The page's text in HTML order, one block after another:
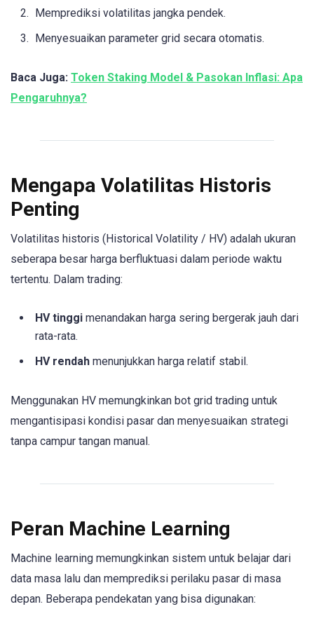
Memprediksi volatilitas jangka pendek.
Menyesuaikan parameter grid secara otomatis.
Baca Juga: Token Staking Model & Pasokan Inflasi: Apa
Pengaruhnya?
Mengapa Volatilitas Historis
Penting
Volatilitas historis (Historical Volatility / HV) adalah ukuran
seberapa besar harga berfluktuasi dalam periode waktu
tertentu. Dalam trading:
HV tinggi menandakan harga sering bergerak jauh dari
rata-rata.
HV rendah menunjukkan harga relatif stabil.
Menggunakan HV memungkinkan bot grid trading untuk
mengantisipasi kondisi pasar dan menyesuaikan strategi
tanpa campur tangan manual.
Peran Machine Learning
Machine learning memungkinkan sistem untuk belajar dari
data masa lalu dan memprediksi perilaku pasar di masa
depan. Beberapa pendekatan yang bisa digunakan: